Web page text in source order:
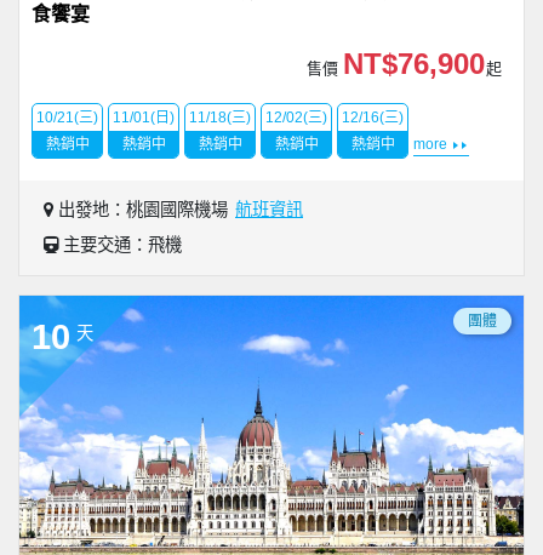
食饗宴
售價 NT$76,900起
10/21(三)
熱銷中
11/01(日)
熱銷中
11/18(三)
熱銷中
12/02(三)
熱銷中
12/16(三)
熱銷中
more
出發地：桃園國際機場 航班資訊
主要交通：飛機
10 天
團體